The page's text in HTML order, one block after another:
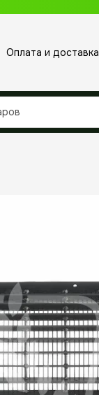
Оплата и доставка